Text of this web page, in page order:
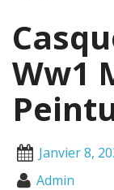
Ww1
Janvier 8,
Admin